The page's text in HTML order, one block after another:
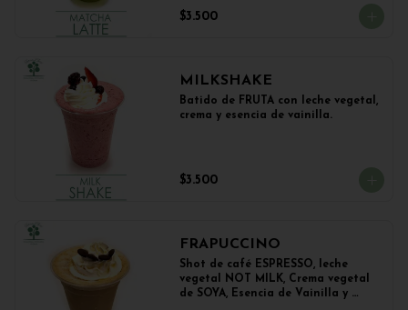
$3.500
MILKSHAKE
Batido de FRUTA con leche vegetal,
crema y esencia de vainilla.
$3.500
FRAPUCCINO
Shot de café ESPRESSO, leche
vegetal NOT MILK, Crema vegetal
de SOYA, Esencia de Vainilla y